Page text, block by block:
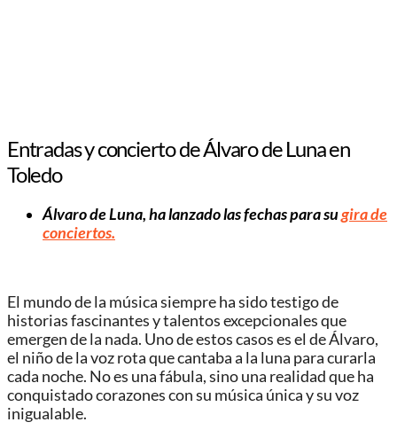
Entradas y concierto de Álvaro de Luna en
Toledo
Álvaro de Luna, ha lanzado las fechas para sugira de
conciertos.
El mundo de la música siempre ha sido testigo de
historias fascinantes y talentos excepcionales que
emergen de la nada. Uno de estos casos es el de Álvaro,
el niño de la voz rota que cantaba a la luna para curarla
cada noche. No es una fábula, sino una realidad que ha
conquistado corazones con su música única y su voz
inigualable.